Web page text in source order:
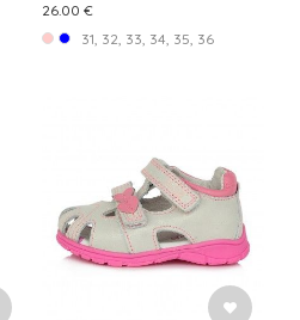
26.00 €
31, 32, 33, 34, 35, 36